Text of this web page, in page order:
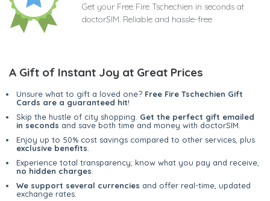
Get your Free Fire Tschechien in seconds at
doctorSIM. Reliable and hassle-free
A Gift of Instant Joy at Great Prices
Unsure what to gift a loved one? Free Fire Tschechien Gift
Cards are a guaranteed hit!
Skip the hustle of city shopping. Get the perfect gift emailed
in seconds and save both time and money with doctorSIM.
Enjoy up to 50% cost savings compared to other services, plus
exclusive benefits
Experience total transparency; know what you pay and receive,
no hidden charges
We support several currencies and offer real-time, updated
exchange rates.